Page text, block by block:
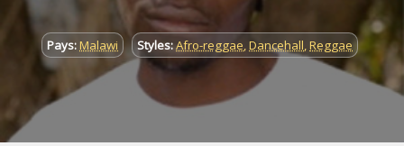
Pays:Malawi Styles:Afro-reggae,Dancehall,Reggae